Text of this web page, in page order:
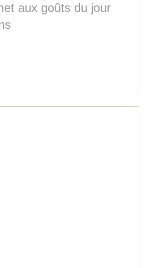
aux goûts du jour